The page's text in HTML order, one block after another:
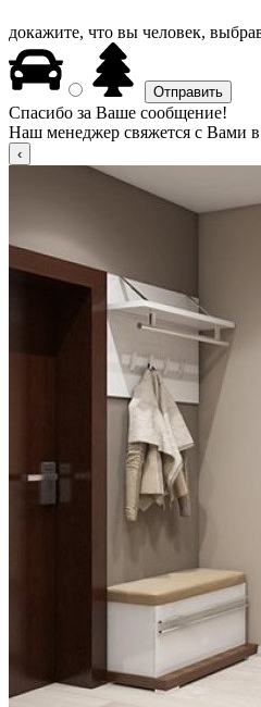
докажите, что вы человек,
Спасибо за Ваше сообщение!
Наш менеджер свяжется с Вами